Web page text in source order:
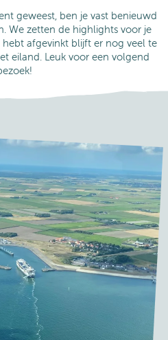
geweest, ben je vast benieuwd
We zetten de highlights voor je
hebt afgevinkt blijft er nog veel te
eiland. Leuk voor een volgend